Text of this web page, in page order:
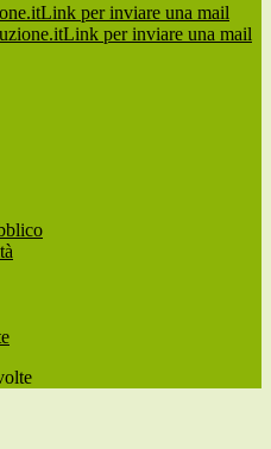
Link per inviare una mail
Link per inviare una mail